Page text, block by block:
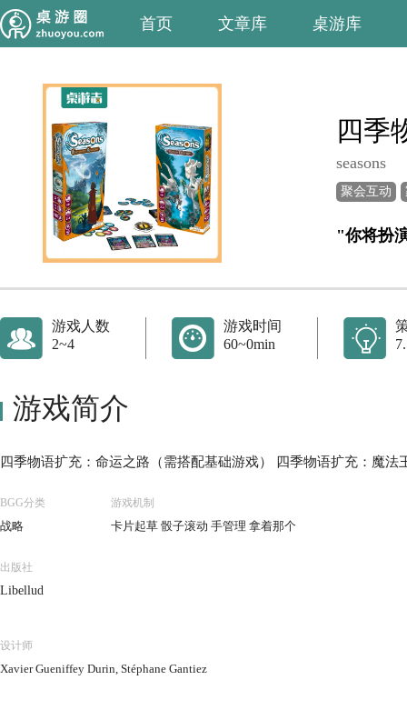
首页 文章库 桌游库
四季
seasons
聚会互动
游戏人数
2~4
游戏时间
60~0min
游戏简介
四季物语扩充：命运之路（需搭配基础游戏） 四季物语扩充：魔法
BGG分类
战略
游戏机制
卡片起草 骰子滚动 手管理 拿着那个
出版社
Libellud
设计师
Xavier Gueniffey Durin, Stéphane Gantiez